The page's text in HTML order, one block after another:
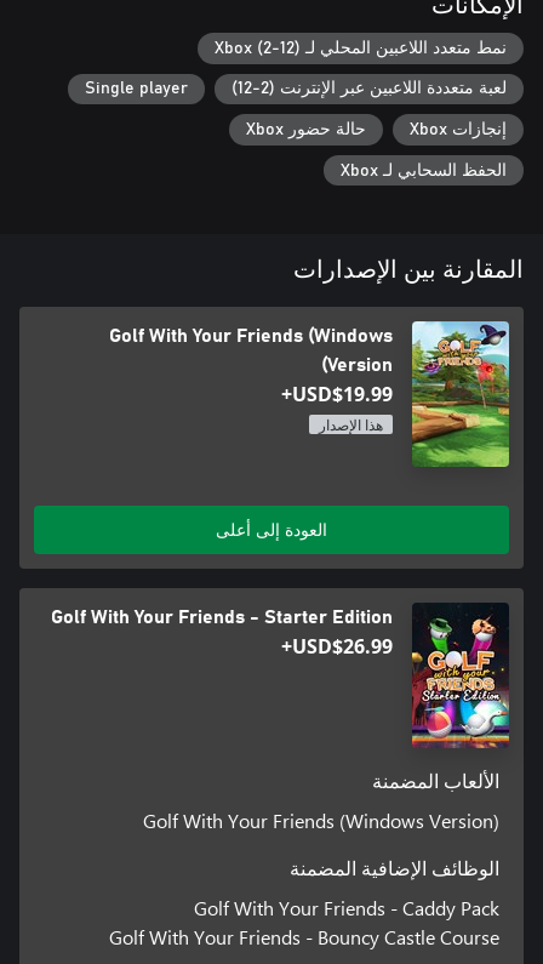
الإمكانات
نمط متعدد اللاعبين المحلي لـ Xbox (2-12)
لعبة متعددة اللاعبين عبر الإنترنت (2-12) Single player
إنجازات Xbox حالة حضور Xbox
الحفظ السحابي لـ Xbox
المقارنة بين الإصدارات
Golf With Your Friends (Windows
Version)
USD$19.99+
هذا الإصدار
العودة إلى أعلى
Golf With Your Friends - Starter Edition
USD$26.99+
الألعاب المضمنة
Golf With Your Friends (Windows Version)
الوظائف الإضافية المضمنة
Golf With Your Friends - Caddy Pack
Golf With Your Friends - Bouncy Castle Course